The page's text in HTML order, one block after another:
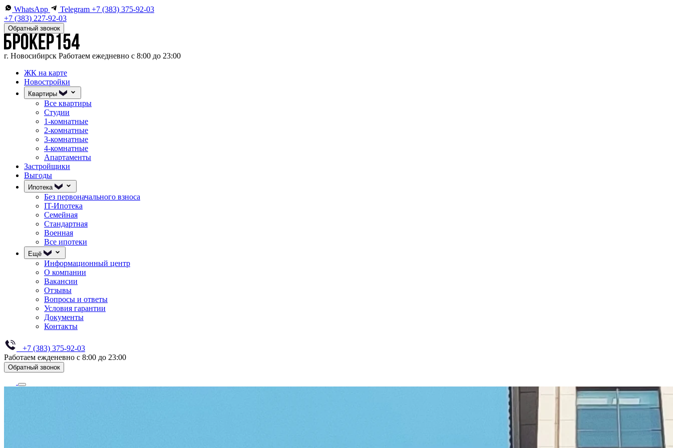
WhatsApp Telegram +7 (383) 375-92-03
+7 (383) 227-92-03
Обратный звонок
г. Новосибирск Работаем ежедневно с 8:00 до 23:00
ЖК на карте
Новостройки
Квартиры
Все квартиры
Студии
1-комнатные
2-комнатные
3-комнатные
4-комнатные
Апартаменты
Застройщики
Выгоды
Ипотека
Без первоначального взноса
IT-Ипотека
Семейная
Стандартная
Военная
Все ипотеки
Ещё
Информационный центр
О компании
Вакансии
Отзывы
Вопросы и ответы
Условия гарантии
Документы
Контакты
+7 (383) 375-92-03
Работаем ежденевно с 8:00 до 23:00
Обратный звонок